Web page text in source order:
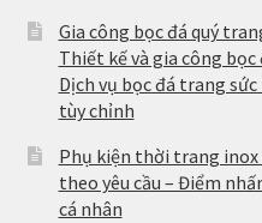
Gia công bọc đá quý
Thiết kế và gia công
Dịch vụ bọc đá trang
tùy chỉnh
Phụ kiện thời trang
theo yêu cầu – Điểm
cá nhân